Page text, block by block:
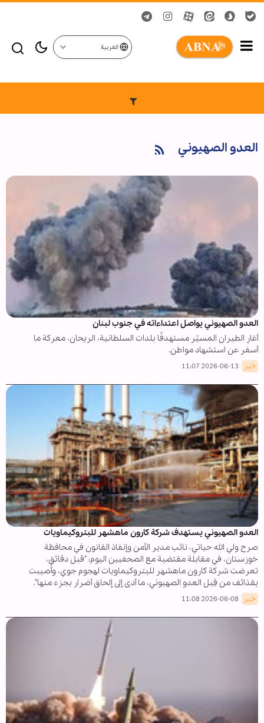
العربية
العدو الصهيوني
العدو الصهيوني يواصل اعتداءاته في جنوب لبنان
أغار الطيران المسيّر مستهدفًا بلدات السلطانية، الريحان، معركة ما
أسفر عن استشهاد مواطن.
خبر 2026-06-13 11:07
العدو الصهيوني یستهدف شركة كارون ماهشهر للبتروكيماويات
صرح ولي الله حياتي، نائب مدير الأمن وإنفاذ القانون في محافظة
خوزستان، في مقابلة مقتضبة مع الصحفيين اليوم: "قبل دقائق،
تعرضت شركة كارون ماهشهر للبتروكيماويات لهجوم جوي، وأُصيبت
بقذائف من قِبل العدو الصهيوني، ما أدى إلى إلحاق أضرار بجزء منها".
خبر 2026-06-08 11:08